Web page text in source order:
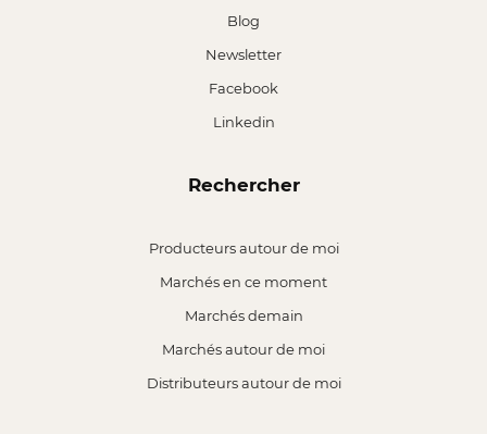
Blog
Newsletter
Facebook
Linkedin
Rechercher
Producteurs autour de moi
Marchés en ce moment
Marchés demain
Marchés autour de moi
Distributeurs autour de moi